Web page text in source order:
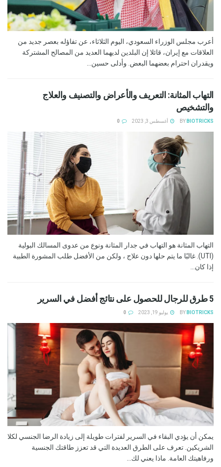
أعرب مجلس الوزراء السعودي، اليوم الثلاثاء، عن تفاؤله بعصر جديد من
العلاقات مع إيران، قائلا إن البلدين لديهما العديد من المصالح المشتركة
ويقدران احترام بعضهما البعض. وأدلى حسين...
التهاب المثانة: التعريف والأعراض والتصنيف والعلاج
والتشخيص
BY BIOTRICKS أغسطس 3, 2023
التهاب المثانة هو التهاب في جدار المثانة ونوع من عدوى المسالك البولية
(UTI). غالبًا ما يتم حلها دون علاج ، ولكن من الأفضل طلب المشورة الطبية
إذا كان...
5 طرق للرجال للحصول على نتائج أفضل في السرير
BY BIOTRICKS يوليو 19, 2023
يمكن أن يؤدي البقاء في السرير لفترات طويلة إلى زيادة الرضا الجنسي لكلا
الشريكين. تعرف على الطرق العديدة التي قد تعزز طاقتك الجنسية
ورفاهيتك العامة. ماذا يعني لك...